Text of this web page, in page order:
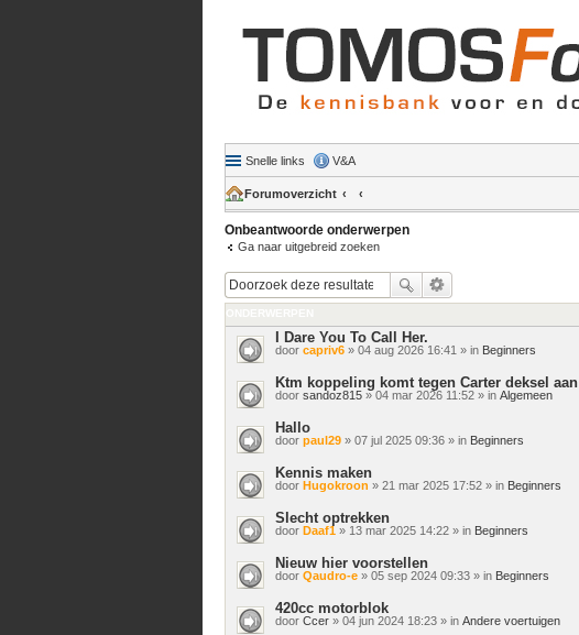
Snelle links V&A
Forumoverzicht
Onbeantwoorde onderwerpen
Ga naar uitgebreid zoeken
I Dare You To Call Her.
door capriv6» 04 aug 2026 16:41 » in Beginners
Ktm koppeling komt tegen Carter deksel aan
door sandoz815» 04 mar 2026 11:52 » in Algemeen
Hallo
door paul29» 07 jul 2025 09:36 » in Beginners
Kennis maken
door Hugokroon » 21 mar 2025 17:52 » in Beginners
Slecht optrekken
door Daaf1» 13 mar 2025 14:22 » in Beginners
Nieuw hier voorstellen
door Qaudro-e» 05 sep 2024 09:33 » in Beginners
420cc motorblok
door Ccer» 04 jun 2024 18:23 » in Andere voertuigen